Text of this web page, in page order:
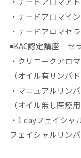
・ナードアロマイ
・ナードアロマセ
◾️KAC認定講座 セ
・クリニークアロ
（オイル有リンパ
・マニュアルリン
（オイル無し医療
・1 dayフェイシャ
フェイシャルリン